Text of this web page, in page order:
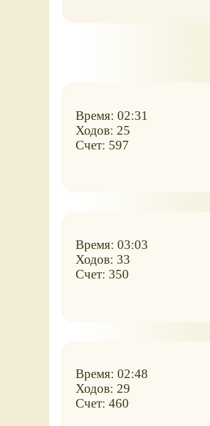
Время: 02:31
Ходов: 25
Счет: 597
Время: 03:03
Ходов: 33
Счет: 350
Время: 02:48
Ходов: 29
Счет: 460